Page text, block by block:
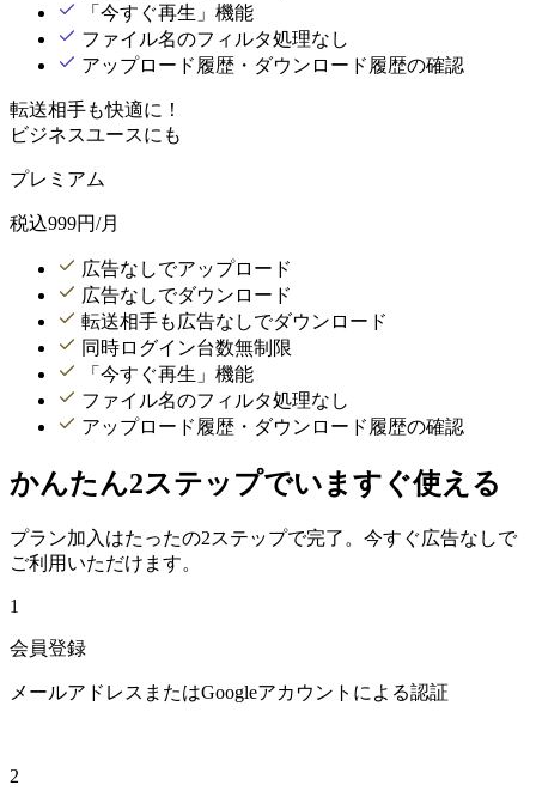
「今すぐ再生」機能
ファイル名のフィルタ処理なし
アップロード履歴・ダウンロード履歴の確認
転送相手も快適に！
ビジネスユースにも
プレミアム
税込999円/月
広告なしでアップロード
広告なしでダウンロード
転送相手も広告なしでダウンロード
同時ログイン台数無制限
「今すぐ再生」機能
ファイル名のフィルタ処理なし
アップロード履歴・ダウンロード履歴の確認
かんたん2ステップでいますぐ使える
プラン加入はたったの2ステップで完了。今すぐ広告なしで
ご利用いただけます。
1
会員登録
メールアドレスまたはGoogleアカウントによる認証
2